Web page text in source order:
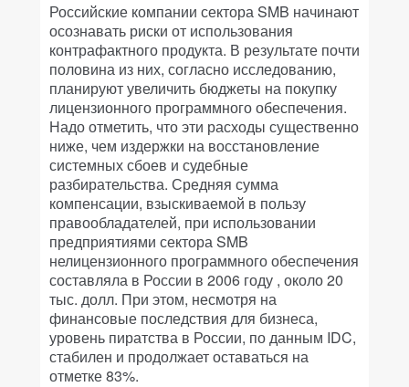
Российские компании сектора SMB начинают
осознавать риски от использования
контрафактного продукта. В результате почти
половина из них, согласно исследованию,
планируют увеличить бюджеты на покупку
лицензионного программного обеспечения.
Надо отметить, что эти расходы существенно
ниже, чем издержки на восстановление
системных сбоев и судебные
разбирательства. Средняя сумма
компенсации, взыскиваемой в пользу
правообладателей, при использовании
предприятиями сектора SMB
нелицензионного программного обеспечения
составляла в России в 2006 году , около 20
тыс. долл. При этом, несмотря на
финансовые последствия для бизнеса,
уровень пиратства в России, по данным IDC,
стабилен и продолжает оставаться на
отметке 83%.